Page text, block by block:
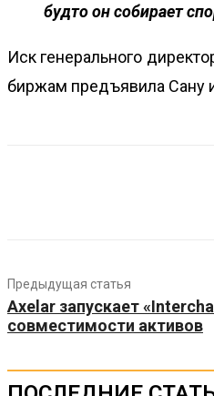
будто он собирает
Иск генерального
биржам предъявила Сану
Предыдущая статья
Axelar запускает
совместимости активов